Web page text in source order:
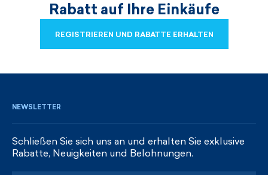
Rabatt auf Ihre Einkäufe
REGISTRIEREN UND RABATTE ERHALTEN
NEWSLETTER
Schließen Sie sich uns an und erhalten Sie exklusive
Rabatte, Neuigkeiten und Belohnungen.